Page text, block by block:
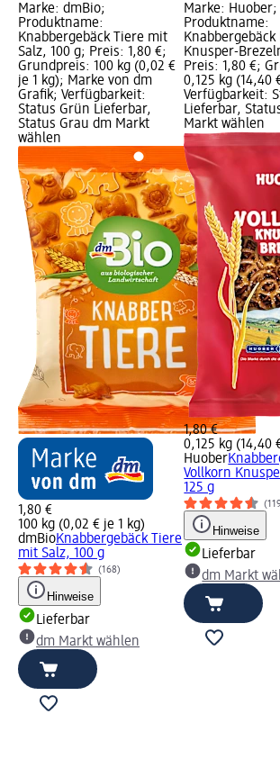
Marke: dmBio;
Produktname:
Knabbergebäck Tiere mit
Salz, 100 g; Preis: 1,80 €;
Grundpreis: 100 kg (0,02 €
je 1 kg); Marke von dm
Grafik; Verfügbarkeit:
Status Grün Lieferbar,
Status Grau dm Markt
wählen
1,80 €
100 kg (0,02 € je 1 kg)
dmBioKnabbergebäck Tiere
mit Salz, 100 g
(168)
Hinweise
Lieferbar
dm Markt wählen
Marke: Huober;
Produktname:
Knabbergebäck
Knusper-
Preis: 1,80 €;
0,125 kg (14,40
Verfügbarkeit:
Lieferbar,
Markt wählen
1,80 €
0,125 kg (14,40
Huober
Vollkorn
125 g
Hinweise
Lieferbar
dm Markt